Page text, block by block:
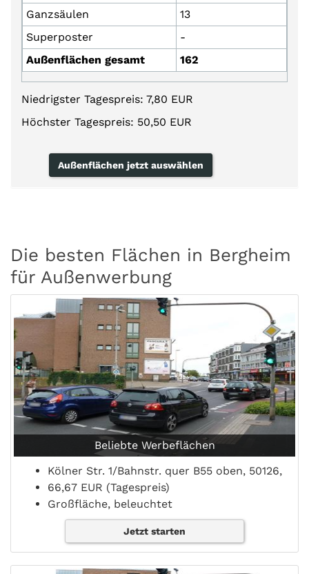
Ganzsäulen
13
Superposter
-
Außenflächen gesamt
162
Niedrigster Tagespreis: 7,80 EUR
Höchster Tagespreis: 50,50 EUR
Außenflächen jetzt auswählen
Die besten Flächen in Bergheim
für Außenwerbung
Beliebte Werbeflächen
Kölner Str. 1/Bahnstr. quer B55 oben, 50126,
66,67 EUR (Tagespreis)
Großfläche, beleuchtet
Jetzt starten